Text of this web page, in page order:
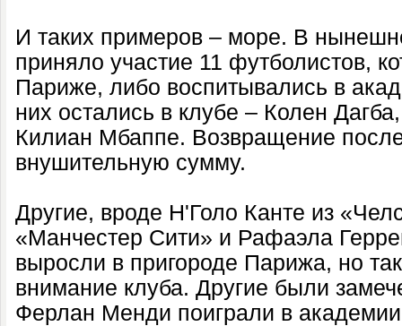
И таких примеров – море. В
приняло участие 11 футболистов,
Париже, либо воспитывались в
них остались в клубе – Колен
Килиан Мбаппе. Возвращение
внушительную сумму.
Другие, вроде Н'Голо Канте из
«Манчестер Сити» и Рафаэла
выросли в пригороде Парижа, но
внимание клуба. Другие были
Ферлан Менди поиграли в